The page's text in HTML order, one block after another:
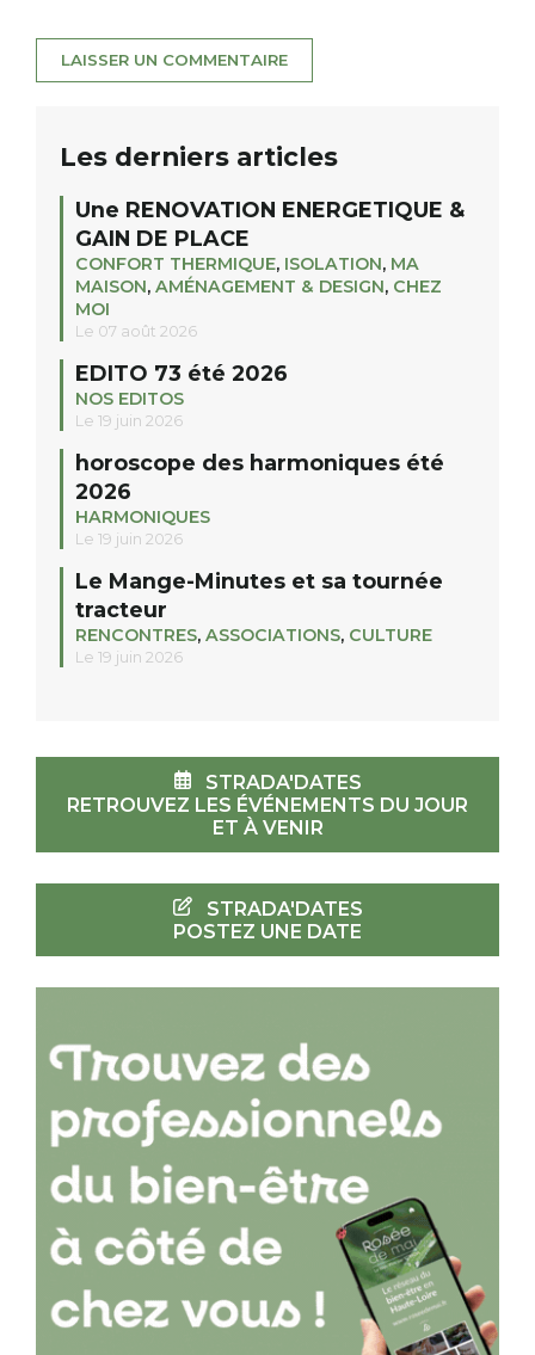
Les derniers articles
Une RENOVATION ENERGETIQUE &
GAIN DE PLACE
CONFORT THERMIQUE, ISOLATION, MA
MAISON, AMÉNAGEMENT & DESIGN, CHEZ
MOI
Le 07 août 2026
EDITO 73 été 2026
NOS EDITOS
Le 19 juin 2026
horoscope des harmoniques été
2026
HARMONIQUES
Le 19 juin 2026
Le Mange-Minutes et sa tournée
tracteur
RENCONTRES, ASSOCIATIONS, CULTURE
Le 19 juin 2026
STRADA'DATES
RETROUVEZ LES ÉVÉNEMENTS DU JOUR
ET À VENIR
STRADA'DATES
POSTEZ UNE DATE